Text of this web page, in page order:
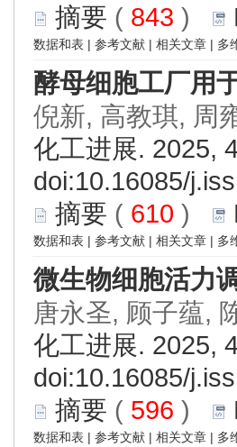
摘要 ( 843 )
数据和表 | 参考文献 | 相关文章 | 多
酵母细胞工厂用
倪新, 高教琪, 周
化工进展. 2025,
doi:10.16085/
摘要 ( 610 )
数据和表 | 参考文献 | 相关文章 | 多
微生物细胞活力
唐永圣, 顾子蕴,
化工进展. 2025,
doi:10.16085/
摘要 ( 596 )
数据和表 | 参考文献 | 相关文章 | 多